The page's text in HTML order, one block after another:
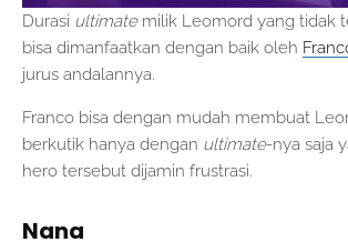
Durasi ultimatemilik Leomord yang tidak
bisa dimanfaatkan dengan baik oleh
jurus andalannya.
Franco bisa dengan mudah membuat
berkutik hanya dengan ultimate-nya saja
hero tersebut dijamin frustrasi.
Nana